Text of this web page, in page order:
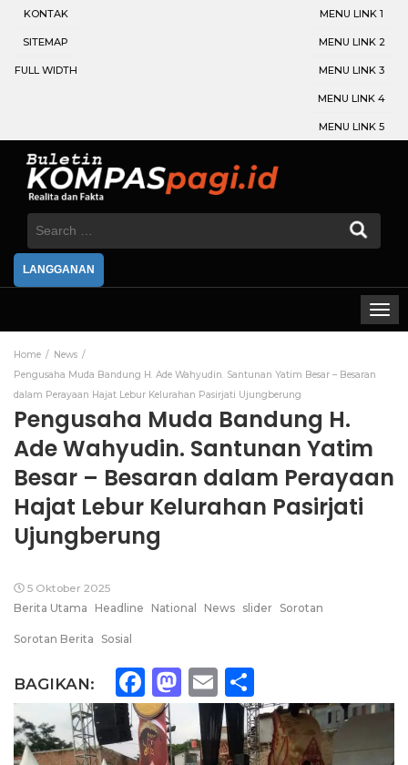
KONTAK
SITEMAP
FULL WIDTH
MENU LINK 1
MENU LINK 2
MENU LINK 3
MENU LINK 4
MENU LINK 5
Search
LANGGANAN
Home
News
Pengusaha Muda Bandung H. Ade Wahyudin. Santunan Yatim Besar – Besaran
dalam Perayaan Hajat Lebur Kelurahan Pasirjati Ujungberung
Pengusaha Muda Bandung H.
Ade Wahyudin. Santunan Yatim
Besar – Besaran dalam Perayaan
Hajat Lebur Kelurahan Pasirjati
Ujungberung
5 Oktober 2025
Berita Utama
Headline National News slider Sorotan
Sorotan Berita Sosial
BAGIKAN: Facebook
Mastodon
Email